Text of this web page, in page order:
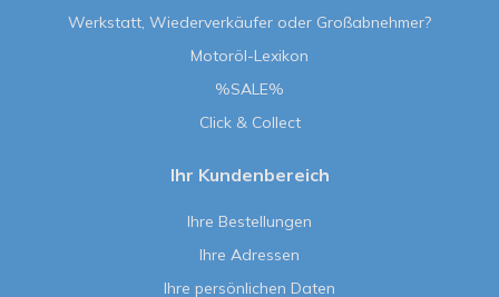
Werkstatt, Wiederverkäufer oder Großabnehmer?
Motoröl-Lexikon
%SALE%
Click & Collect
Ihr Kundenbereich
Ihre Bestellungen
Ihre Adressen
Ihre persönlichen Daten